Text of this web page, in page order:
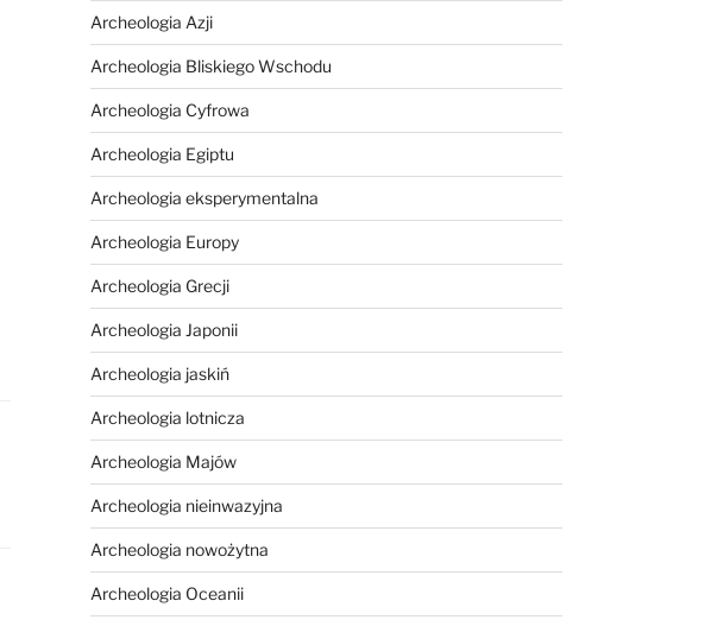
Archeologia Azji
Archeologia Bliskiego Wschodu
Archeologia Cyfrowa
Archeologia Egiptu
Archeologia eksperymentalna
Archeologia Europy
Archeologia Grecji
Archeologia Japonii
Archeologia jaskiń
Archeologia lotnicza
Archeologia Majów
Archeologia nieinwazyjna
Archeologia nowożytna
Archeologia Oceanii